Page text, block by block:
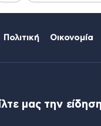
Πολιτική Οικονομία
μας την